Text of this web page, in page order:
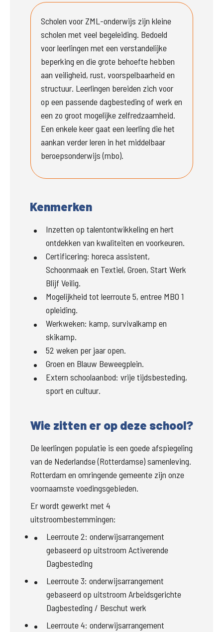
Scholen voor ZML-onderwijs zijn kleine
scholen met veel begeleiding. Bedoeld
voor leerlingen met een verstandelijke
beperking en die grote behoefte hebben
aan veiligheid, rust, voorspelbaarheid en
structuur. Leerlingen bereiden zich voor
op een passende dagbesteding of werk en
een zo groot mogelijke zelfredzaamheid.
Een enkele keer gaat een leerling die het
aankan verder leren in het middelbaar
beroepsonderwijs (mbo).
Kenmerken
Inzetten op talentontwikkeling en hert
ontdekken van kwaliteiten en voorkeuren.
Certificering: horeca assistent,
Schoonmaak en Textiel, Groen, Start Werk
Blijf Veilig.
Mogelijkheid tot leerroute 5, entree MBO 1
opleiding.
Werkweken: kamp, survivalkamp en
skikamp.
52 weken per jaar open.
Groen en Blauw Beweegplein.
Extern schoolaanbod: vrije tijdsbesteding,
sport en cultuur.
Wie zitten er op deze school?
De leerlingen populatie is een goede afspiegeling
van de Nederlandse (Rotterdamse) samenleving.
Rotterdam en omringende gemeente zijn onze
voornaamste voedingsgebieden.
Er wordt gewerkt met 4
uitstroombestemmingen:
Leerroute 2: onderwijsarrangement
gebaseerd op uitstroom Activerende
Dagbesteding
Leerroute 3: onderwijsarrangement
gebaseerd op uitstroom Arbeidsgerichte
Dagbesteding / Beschut werk
Leerroute 4: onderwijsarrangement